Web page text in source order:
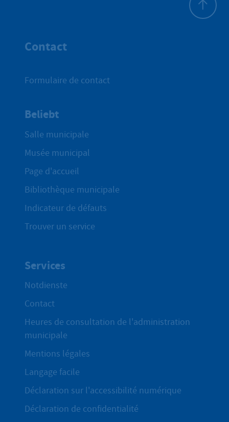
Contact
Formulaire de contact
Beliebt
Salle municipale
Musée municipal
Page d'accueil
Bibliothèque municipale
Indicateur de défauts
Trouver un service
Services
Notdienste
Contact
Heures de consultation de l'administration
municipale
Mentions légales
Langage facile
Déclaration sur l'accessibilité numérique
Déclaration de confidentialité